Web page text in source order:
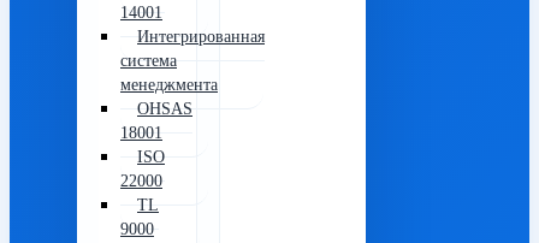
14001
Интегрированная
система
менеджмента
OHSAS
18001
ISO
22000
TL
9000